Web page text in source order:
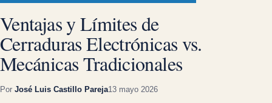
Ventajas y Límites de
Cerraduras Electrónicas vs.
Mecánicas Tradicionales
Por José Luis Castillo Pareja13 mayo 2026